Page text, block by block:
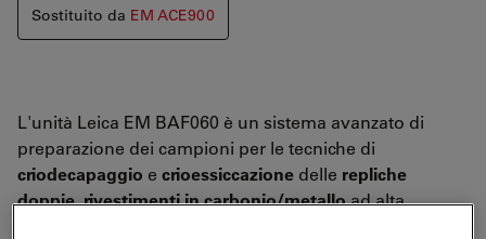
Sostituito da EM ACE900
L'unità Leica EM BAF060 è un sistema avanzato di
preparazione dei campioni per le tecniche di
criodecapaggio e crioessiccazione delle repliche
doppie,rivestimenti in carbonio/metalload alta